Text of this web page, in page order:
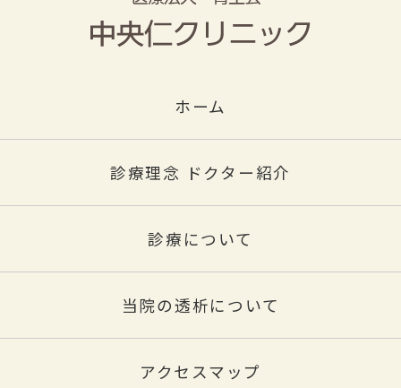
ホーム
診療理念 ドクター紹介
診療について
当院の透析について
アクセスマップ